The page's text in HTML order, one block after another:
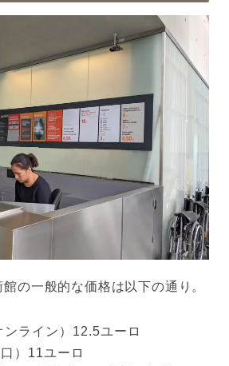
の一般的な価格は以下の通り。
ライン）12.5ユーロ
）11ユーロ